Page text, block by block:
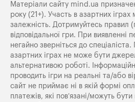
Матеріали сайту mind.ua
року (21+). Участь в азартних іграх
залежність. Дотримуйтесь правил
відповідальної гри. При виявленні
негайно зверніться до
азартних іграх не може бути
альтернативою роботі.
проводить ігри на реальні та/або
сайт не приймає ні в якій формі
платежів, які пов’язані/можуть